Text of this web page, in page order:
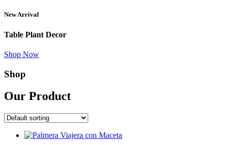
New Arrival
Table Plant Decor
Shop Now
Shop
Our Product